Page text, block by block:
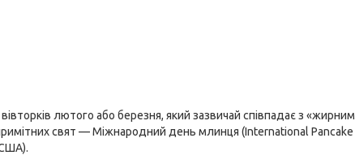
лютого або березня, який зазвичай співпадає з
свят — Міжнародний день млинця (International